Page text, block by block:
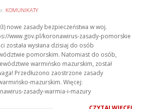
KOMUNIKATY
nowe zasady bezpieczeństwa w woj.
www.gov.pl/koronawirus-zasady-pomorskie
została wysłana dzisiaj do osób
pomorskim. Natomiast do osób,
warmińsko mazurskim, został
Przedłużono zaostrzone zasady
mazurskim. Więcej:
zasady-warmia-i-mazury